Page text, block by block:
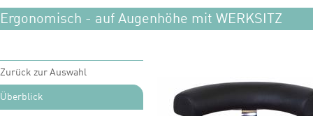
Ergonomisch - auf Augenhöhe mit WERKSITZ
Zurück zur Auswahl
Überblick